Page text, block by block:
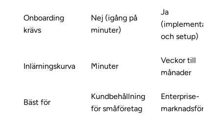
Onboarding
krävs
Nej (igång på
minuter)
Ja
(implementation
och setup)
Inlärningskurva Minuter
Veckor till
månader
Bäst för
Kundbehållning
för småföretag
Enterprise-
marknadsföring